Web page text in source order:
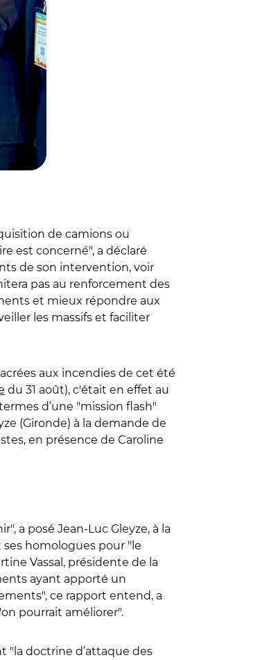
de camions ou
est concerné", a déclaré
de son intervention, voir
pas au renforcement des
et mieux répondre aux
les massifs et faciliter
aux incendies de cet été
du 31 août), c'était en effet au
d’une "mission flash"
(Gironde) à la demande de
en présence de Caroline
a posé Jean-Luc Gleyze, à la
homologues pour "le
Vassal, présidente de la
ayant apporté un
s", ce rapport entend, a
pourrait améliorer".
"la doctrine d’attaque des